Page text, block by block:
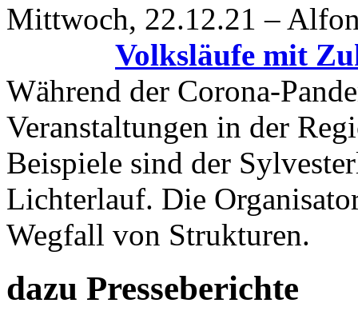
Mittwoch, 22.12.21 –
Volksläufe mit
Während der Corona-
Veranstaltungen in der
Beispiele sind der
Lichterlauf. Die
Wegfall von Strukturen.
dazu Presseberichte